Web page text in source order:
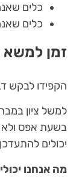
כלים
כלים
זמן למשא
הקפידו לבקש
למשל ציון
בשעת אפס ולא
יכולים
מה אנחנו